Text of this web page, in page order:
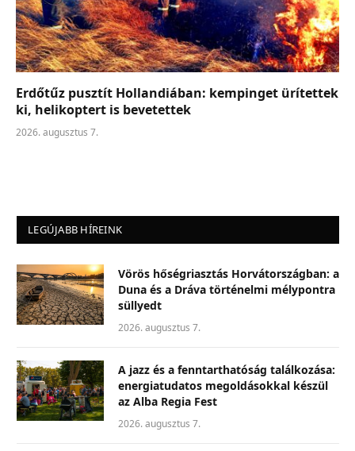
Erdőtűz pusztít Hollandiában: kempinget ürítettek
ki, helikoptert is bevetettek
2026. augusztus 7.
LEGÚJABB HÍREINK
Vörös hőségriasztás Horvátországban: a
Duna és a Dráva történelmi mélypontra
süllyedt
2026. augusztus 7.
A jazz és a fenntarthatóság találkozása:
energiatudatos megoldásokkal készül
az Alba Regia Fest
2026. augusztus 7.